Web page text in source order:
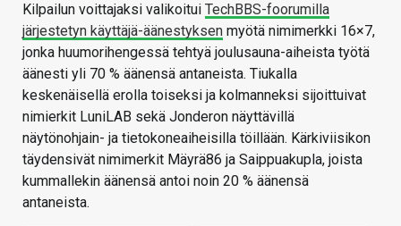
Kilpailun voittajaksi valikoitui TechBBS-foorumilla
järjestetyn käyttäjä-äänestyksen myötä nimimerkki 16×7,
jonka huumorihengessä tehtyä joulusauna-aiheista työtä
äänesti yli 70 % äänensä antaneista. Tiukalla
keskenäisellä erolla toiseksi ja kolmanneksi sijoittuivat
nimierkit LuniLAB sekä Jonderon näyttävillä
näytönohjain- ja tietokoneaiheisilla töillään. Kärkiviisikon
täydensivät nimimerkit Mäyrä86 ja Saippuakupla, joista
kummallekin äänensä antoi noin 20 % äänensä
antaneista.